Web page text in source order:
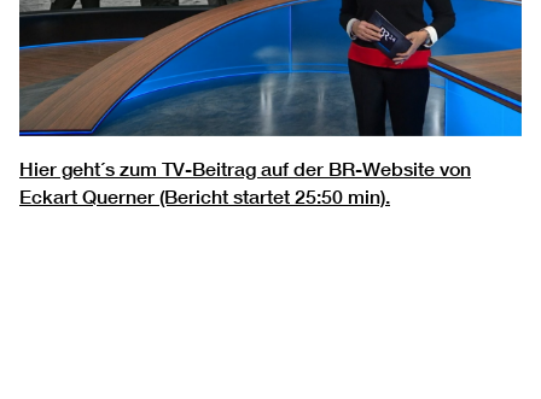
Hier geht´s zum TV-Beitrag auf der BR-Website von
Eckart Querner (Bericht startet 25:50 min).